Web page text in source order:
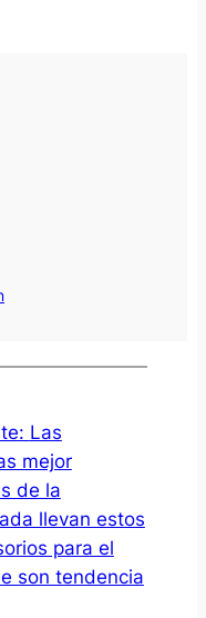
Las
mejor
de la
llevan estos
para el
son tendencia